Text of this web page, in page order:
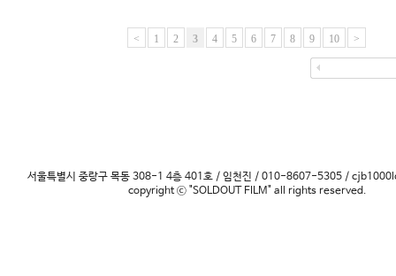
< 1 2 3 4 5 6 7 8 9 10 >
서울특별시 중랑구 목동 308-1 4층 401호 / 임천진 / 010-8607-5305 /
copyright ⓒ "SOLDOUT FILM" all rights reserved.